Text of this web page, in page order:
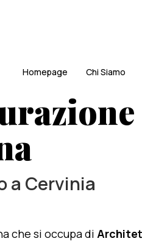
Homepage Chi Siamo
a Cervinia
che si occupa di